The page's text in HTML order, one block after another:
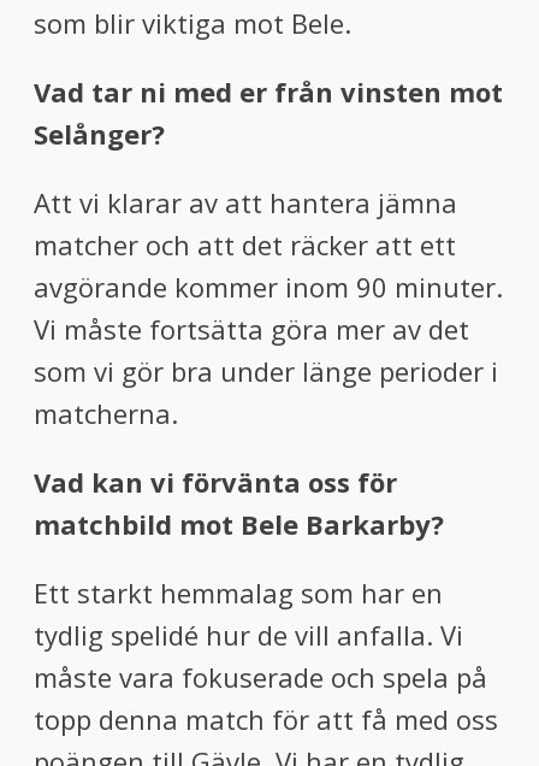
som blir viktiga mot Bele.
Vad tar ni med er från vinsten mot
Selånger?
Att vi klarar av att hantera jämna
matcher och att det räcker att ett
avgörande kommer inom 90 minuter.
Vi måste fortsätta göra mer av det
som vi gör bra under länge perioder i
matcherna.
Vad kan vi förvänta oss för
matchbild mot Bele Barkarby?
Ett starkt hemmalag som har en
tydlig spelidé hur de vill anfalla. Vi
måste vara fokuserade och spela på
topp denna match för att få med oss